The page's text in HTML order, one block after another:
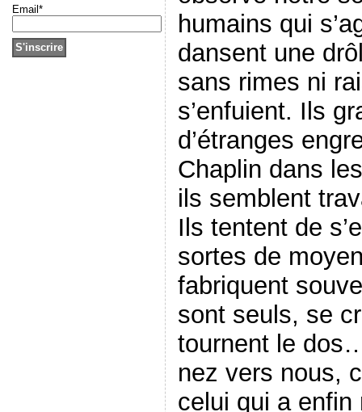
Email*
humains qui
dansent une
sans rimes ni
s’enfuient. Ils
d’étranges
Chaplin dans
ils semblent
Ils tentent de
sortes de
fabriquent
sont seuls, se
tournent le
nez vers nous,
celui qui a